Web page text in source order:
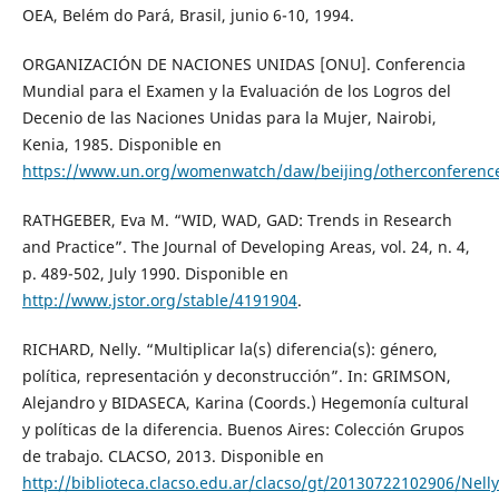
OEA, Belém do Pará, Brasil, junio 6-10, 1994.
ORGANIZACIÓN DE NACIONES UNIDAS [ONU]. Conferencia
Mundial para el Examen y la Evaluación de los Logros del
Decenio de las Naciones Unidas para la Mujer, Nairobi,
Kenia, 1985. Disponible en
https://www.un.org/womenwatch/daw/beijing/
RATHGEBER, Eva M. “WID, WAD, GAD: Trends in Research
and Practice”. The Journal of Developing Areas, vol. 24, n. 4,
p. 489-502, July 1990. Disponible en
http://www.jstor.org/stable/4191904.
RICHARD, Nelly. “Multiplicar la(s) diferencia(s): género,
política, representación y deconstrucción”. In: GRIMSON,
Alejandro y BIDASECA, Karina (Coords.) Hegemonía cultural
y políticas de la diferencia. Buenos Aires: Colección Grupos
de trabajo. CLACSO, 2013. Disponible en
http://biblioteca.clacso.edu.ar/clacso/gt/20130722102906/